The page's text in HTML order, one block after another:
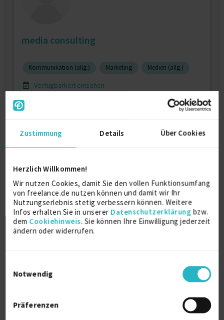
Zustimmung Details Über Cookies
Herzlich Willkommen!
Wir nutzen Cookies, damit Sie den vollen Funktionsumfang
von freelance.de nutzen können und damit wir Ihr
Nutzungserlebnis stetig verbessern können. Weitere
Infos erhalten Sie in unserer Datenschutzerklärung bzw.
dem Cookiehinweis. Sie können Ihre Einwilligung jederzeit
ändern oder widerrufen.
Notwendig
Präferenzen
media consulting
Kommunikation (allg.) Marketing Medien (allg.)
Verfügbarkeit einsehen
segrumed - Vorstellung
Verfügbarkeit einsehen
auf Anfrage